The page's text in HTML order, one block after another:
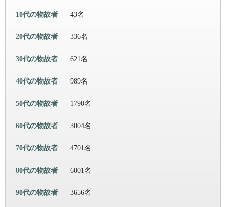
10代の物故者 43名
20代の物故者 336名
30代の物故者 621名
40代の物故者 989名
50代の物故者 1790名
60代の物故者 3004名
70代の物故者 4701名
80代の物故者 6001名
90代の物故者 3656名